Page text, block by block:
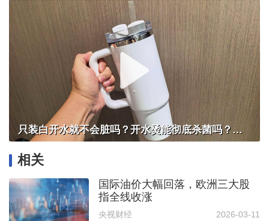
只装白开水就不会脏吗？开水烫能彻底杀菌吗？感控专家详解“吸管杯”藏菌真相｜都视频·热观察
相关
国际油价大幅回落，欧洲三大股
指全线收涨
央视财经 2026-03-11